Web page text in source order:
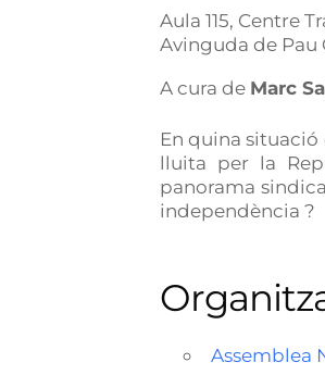
Aula 115, Centre
Avinguda de Pau
A cura de Marc
En quina
lluita per la
panorama
independència ?
Assemblea